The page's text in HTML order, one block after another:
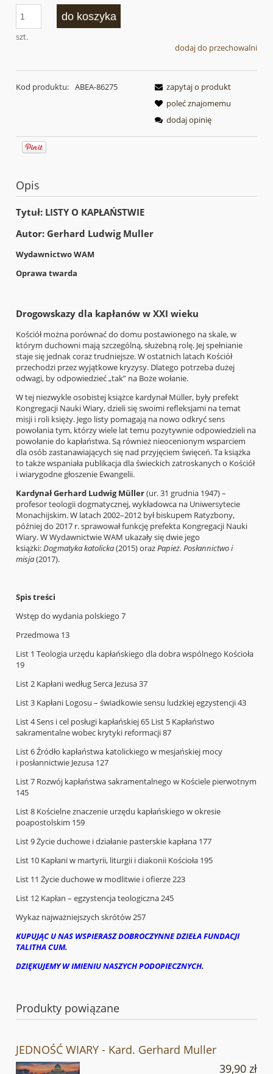
szt.
do koszyka
dodaj do przechowalni
Kod produktu: ABEA-86275
zapytaj o produkt
poleć znajomemu
dodaj opinię
Opis
Tytuł: LISTY O KAPŁAŃSTWIE
Autor: Gerhard Ludwig Muller
Wydawnictwo WAM
Oprawa twarda
Drogowskazy dla kapłanów w XXI wieku
Kościół można porównać do domu postawionego na skale, w
którym duchowni mają szczególną, służebną rolę. Jej spełnianie
staje się jednak coraz trudniejsze. W ostatnich latach Kościół
przechodzi przez wyjątkowe kryzysy. Dlatego potrzeba dużej
odwagi, by odpowiedzieć „tak” na Boże wołanie.
W tej niezwykle osobistej książce kardynał Müller, były prefekt
Kongregacji Nauki Wiary, dzieli się swoimi refleksjami na temat
misji i roli księży. Jego listy pomagają na nowo odkryć sens
powołania tym, którzy wiele lat temu pozytywnie odpowiedzieli na
powołanie do kapłaństwa. Są również nieocenionym wsparciem
dla osób zastanawiających się nad przyjęciem święceń. Ta książka
to także wspaniała publikacja dla świeckich zatroskanych o Kościół
i wiarygodne głoszenie Ewangelii.
Kardynał Gerhard Ludwig Müller(ur. 31 grudnia 1947) –
profesor teologii dogmatycznej, wykładowca na Uniwersytecie
Monachijskim. W latach 2002–2012 był biskupem Ratyzbony,
później do 2017 r. sprawował funkcję prefekta Kongregacji Nauki
Wiary. W Wydawnictwie WAM ukazały się dwie jego
książki:Dogmatyka katolicka(2015) orazPapież. Posłannictwo i
misja(2017).
Spis treści
Wstęp do wydania polskiego 7
Przedmowa 13
List 1 Teologia urzędu kapłańskiego dla dobra wspólnego Kościoła
19
List 2 Kapłani według Serca Jezusa 37
List 3 Kapłani Logosu – świadkowie sensu ludzkiej egzystencji 43
List 4 Sens i cel posługi kapłańskiej 65 List 5 Kapłaństwo
sakramentalne wobec krytyki reformacji 87
List 6 Źródło kapłaństwa katolickiego w mesjańskiej mocy
i posłannictwie Jezusa 127
List 7 Rozwój kapłaństwa sakramentalnego w Kościele pierwotnym
145
List 8 Kościelne znaczenie urzędu kapłańskiego w okresie
poapostolskim 159
List 9 Życie duchowe i działanie pasterskie kapłana 177
List 10 Kapłani w martyrii, liturgii i diakonii Kościoła 195
List 11 Życie duchowe w modlitwie i ofierze 223
List 12 Kapłan – egzystencja teologiczna 245
Wykaz najważniejszych skrótów 257
KUPUJĄC U NAS WSPIERASZ DOBROCZYNNE DZIEŁA FUNDACJI
TALITHA CUM.
DZIĘKUJEMY W IMIENIU NASZYCH PODOPIECZNYCH.
Produkty powiązane
JEDNOŚĆ WIARY - Kard. Gerhard Muller
39,90 zł